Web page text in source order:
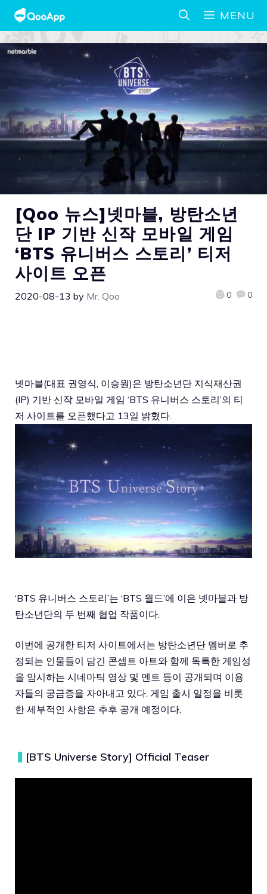
MENU
[Qoo 뉴스]넷마블, 방탄소년
단 IP 기반 신작 모바일 게임
‘BTS 유니버스 스토리’ 티저
사이트 오픈
2020-08-13 by Mr. Qoo 0 0
넷마블(대표 권영식, 이승원)은 방탄소년단 지식재산권
(IP) 기반 신작 모바일 게임 ‘BTS 유니버스 스토리’의 티
저 사이트를 오픈했다고 13일 밝혔다.
‘BTS 유니버스 스토리’는 ‘BTS 월드’에 이은 넷마블과 방
탄소년단의 두 번째 협업 작품이다.
이번에 공개한 티저 사이트에서는 방탄소년단 멤버로 추
정되는 인물들이 담긴 콘셉트 아트와 함께 독특한 게임성
을 암시하는 시네마틱 영상 및 멘트 등이 공개되며 이용
자들의 궁금증을 자아내고 있다. 게임 출시 일정을 비롯
한 세부적인 사항은 추후 공개 예정이다.
▍ [BTS Universe Story] Official Teaser